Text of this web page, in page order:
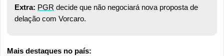
Extra: PGR decide que não negociará nova proposta de
delação com Vorcaro.
Mais destaques no país: